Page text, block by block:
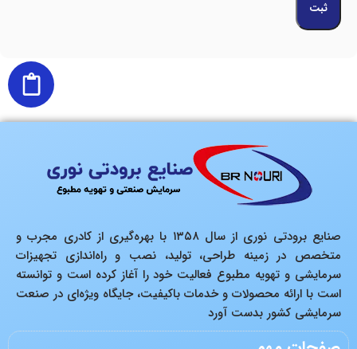
صنایع برودتی نوری از سال ۱۳۵۸ با بهره‌گیری از کادری مجرب و
متخصص در زمینه طراحی، تولید، نصب و راه‌اندازی تجهیزات
سرمایشی و تهویه مطبوع فعالیت خود را آغاز کرده است و توانسته
است با ارائه محصولات و خدمات باکیفیت، جایگاه ویژه‌ای در صنعت
سرمایشی کشور بدست آورد